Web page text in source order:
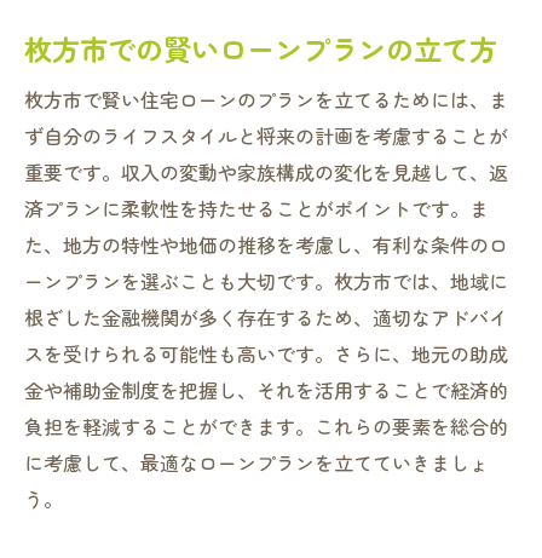
枚方市での賢いローンプランの立て方
枚方市で賢い住宅ローンのプランを立てるためには、ま
ず自分のライフスタイルと将来の計画を考慮することが
重要です。収入の変動や家族構成の変化を見越して、返
済プランに柔軟性を持たせることがポイントです。ま
た、地方の特性や地価の推移を考慮し、有利な条件のロ
ーンプランを選ぶことも大切です。枚方市では、地域に
根ざした金融機関が多く存在するため、適切なアドバイ
スを受けられる可能性も高いです。さらに、地元の助成
金や補助金制度を把握し、それを活用することで経済的
負担を軽減することができます。これらの要素を総合的
に考慮して、最適なローンプランを立てていきましょ
う。